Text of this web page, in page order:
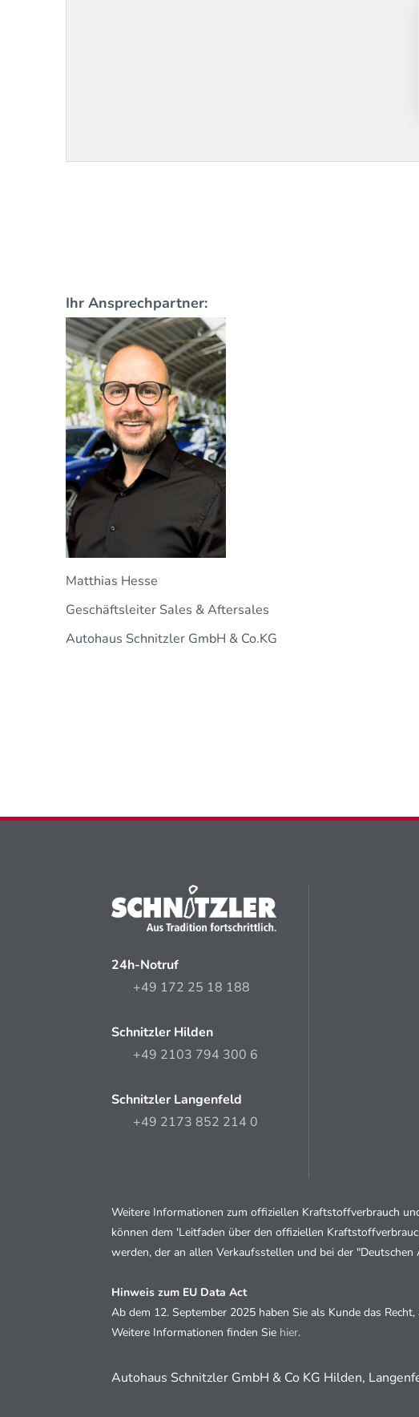
Ihr Ansprechpartner:
Matthias Hesse
Geschäftsleiter Sales & Aftersales
Autohaus Schnitzler GmbH & Co.KG
24h-Notruf
+49 172 25 18 188
Schnitzler Hilden
+49 2103 794 300 6
Schnitzler Langenfeld
+49 2173 852 214 0
Weitere Informationen zum offiziellen Kraftstoffverbrauch
können dem 'Leitfaden über den offiziellen
werden, der an allen Verkaufsstellen und bei der
Hinweis zum EU Data Act
Ab dem 12. September 2025 haben Sie als Kunde das
Weitere Informationen finden Sie hier.
Autohaus Schnitzler GmbH & Co KG Hilden,